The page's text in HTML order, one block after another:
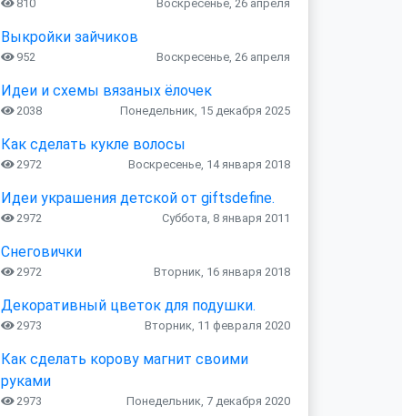
810 Воскресенье, 26 апреля
Выкройки зайчиков
952 Воскресенье, 26 апреля
Идеи и схемы вязаных ёлочек
2038 Понедельник, 15 декабря 2025
Как сделать кукле волосы
2972 Воскресенье, 14 января 2018
Идеи украшения детской от giftsdefine.
2972 Суббота, 8 января 2011
Снеговички
2972 Вторник, 16 января 2018
Декоративный цветок для подушки.
2973 Вторник, 11 февраля 2020
Как сделать корову магнит своими
руками
2973 Понедельник, 7 декабря 2020